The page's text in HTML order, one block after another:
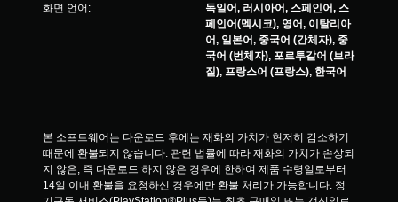
화면 언어:
독일어, 러시아어, 스페인어, 스
페인어(멕시코), 영어, 이탈리아
어, 일본어, 중국어 (간체자), 중
국어 (번체자), 포르투갈어 (브라
질), 프랑스어 (프랑스), 한국어
본 소프트웨어는 다운로드 후에는 재화의 가치가 현저히 감소하기
때문에 환불되지 않습니다. 관련 법률에 따라 재화의 가치가 손상되
지 않은, 즉 다운로드 하지 않은 경우에 한하여 제품 수령일로부터
14일 이내 환불을 요청하신 경우에만 환불 처리가 가능합니다. 정